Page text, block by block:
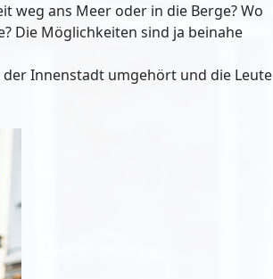
weg ans Meer oder in die Berge? Wo
Die Möglichkeiten sind ja beinahe
Innenstadt umgehört und die Leute